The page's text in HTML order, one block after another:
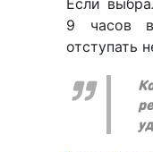
Если
9 часов
отступать